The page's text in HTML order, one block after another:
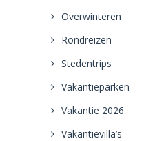
Overwinteren
Rondreizen
Stedentrips
Vakantieparken
Vakantie 2026
Vakantievilla’s